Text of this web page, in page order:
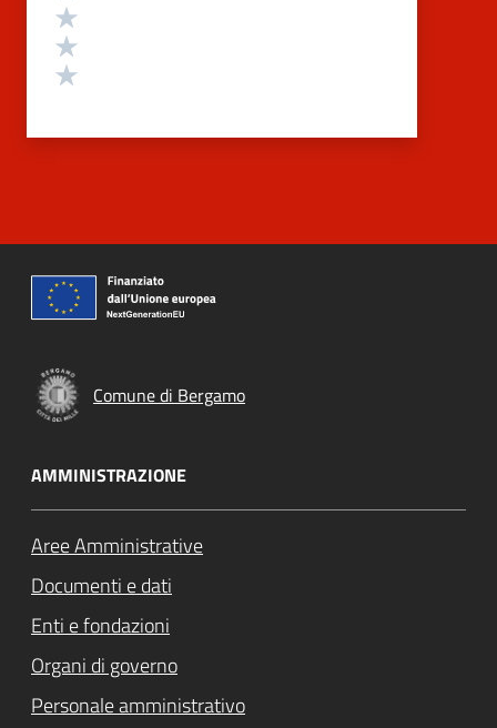
Comune di Bergamo
AMMINISTRAZIONE
Aree Amministrative
Documenti e dati
Enti e fondazioni
Organi di governo
Personale amministrativo